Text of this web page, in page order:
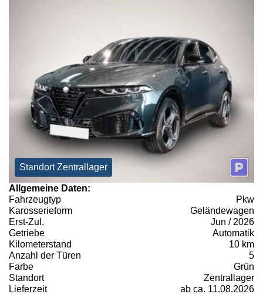
Standort Zentrallager
Allgemeine Daten:
Fahrzeugtyp
Pkw
Karosserieform
Geländewagen
Erst-Zul.
Jun / 2026
Getriebe
Automatik
Kilometerstand
10 km
Anzahl der Türen
5
Farbe
Grün
Standort
Zentrallager
Lieferzeit
ab ca. 11.08.2026